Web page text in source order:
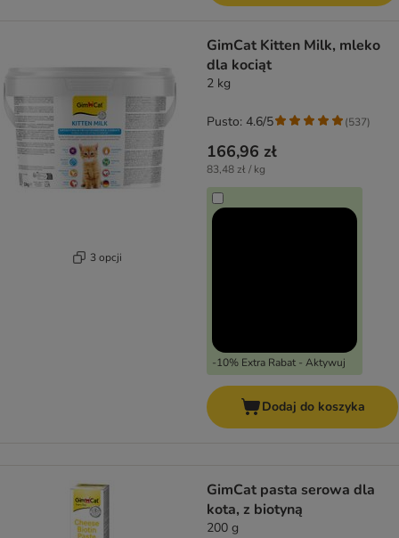
3 opcji
GimCat Kitten Milk, mleko
dla kociąt
2 kg
166,96 zł
83,48 zł / kg
-10% Extra Rabat - Aktywuj
Pusto: 4.6/5 (537)
Dodaj do koszyka
GimCat pasta serowa dla
kota, z biotyną
200 g